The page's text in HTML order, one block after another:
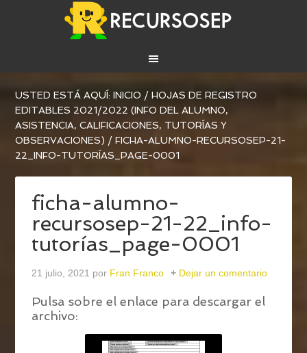
USTED ESTÁ AQUÍ:INICIO / HOJAS DE REGISTRO
EDITABLES 2021/2022 (INFO DEL ALUMNO,
ASISTENCIA, CALIFICACIONES, TUTORÍAS Y
OBSERVACIONES) / FICHA-ALUMNO-RECURSOSEP-21-
22_INFO-TUTORÍAS_PAGE-0001
ficha-alumno-
recursosep-21-22_info-
tutorías_page-0001
21 julio, 2021 por Fran Franco Dejar un comentario
Pulsa sobre el enlace para descargar el
archivo: